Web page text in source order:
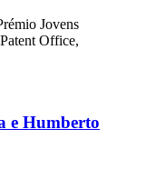
Jovens
Office,
e Humberto